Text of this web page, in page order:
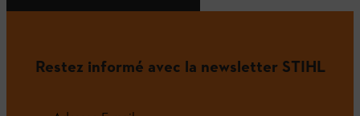
Restez informé avec la newsletter STIHL